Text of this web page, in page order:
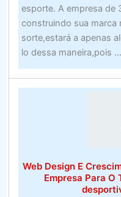
–
de
esporte. A empresa de
construindo sua marca
sorte,estará a apenas
lo dessa maneira,pois ...
Web Design E
Empresa Para